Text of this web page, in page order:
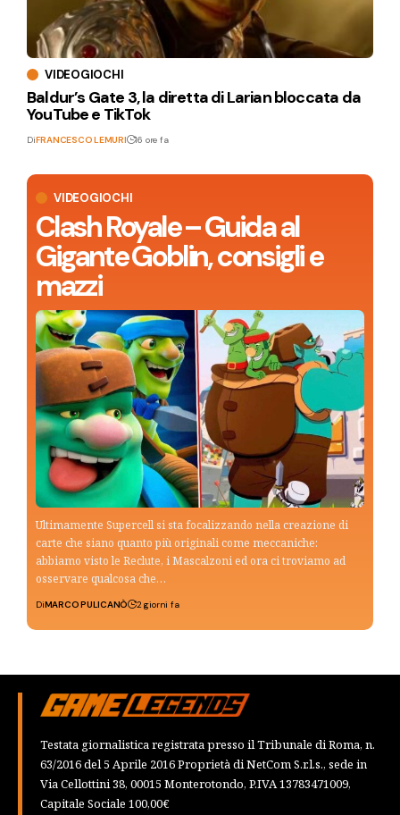
VIDEOGIOCHI
Clash Royale – Guida al
Gigante Goblin, consigli e
mazzi
Ultimamente Supercell si sta focalizzando nella creazione di
carte che siano quanto più originali come meccaniche:
abbiamo visto le Reclute, i Mascalzoni ed ora ci troviamo ad
osservare qualcosa che…
DiMARCO PULICANÒ 2 giorni fa
VIDEOGIOCHI
Baldur’s Gate 3, la diretta di Larian bloccata da
YouTube e TikTok
DiFRANCESCO LEMURI 16 ore fa
Testata giornalistica registrata presso il Tribunale di Roma, n.
63/2016 del 5 Aprile 2016 Proprietà di NetCom S.r.l.s., sede in
Via Cellottini 38, 00015 Monterotondo, P.IVA 13783471009,
Capitale Sociale 100,00€